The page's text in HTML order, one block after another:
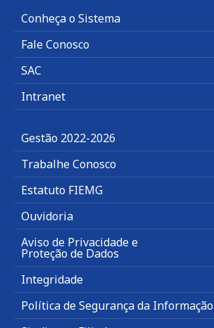
Conheça o Sistema
Fale Conosco
SAC
Intranet
Gestão 2022-2026
Trabalhe Conosco
Estatuto FIEMG
Ouvidoria
Aviso de Privacidade e
Proteção de Dados
Integridade
Política de Segurança da Informação